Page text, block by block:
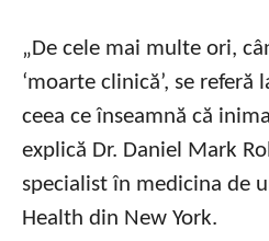
„De cele mai multe ori,
‘moarte clinică’, se referă
ceea ce înseamnă că
explică Dr. Daniel Mark
specialist în medicina de
Health din New York.